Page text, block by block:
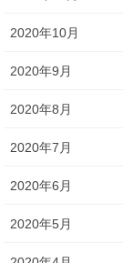
2020年10月
2020年9月
2020年8月
2020年7月
2020年6月
2020年5月